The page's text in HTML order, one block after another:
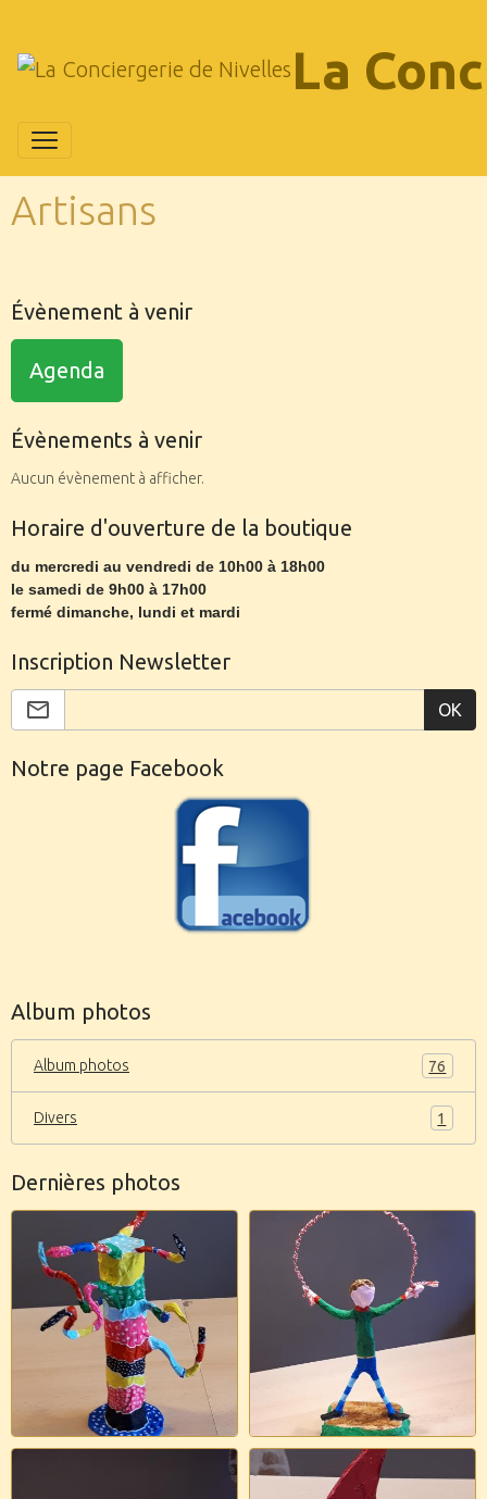
La
Artisans
Évènement à venir
Agenda
Évènements à venir
Aucun évènement à afficher.
Horaire d'ouverture de la boutique
du mercredi au vendredi de 10h00 à 18h00
le samedi de 9h00 à 17h00
fermé dimanche, lundi et mardi
Inscription Newsletter
OK
Notre page Facebook
Album photos
Album photos 76
Divers 1
Dernières photos